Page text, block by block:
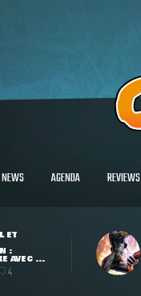
NEWS AGENDA REVIEWS
ET
:
AVEC ...
4